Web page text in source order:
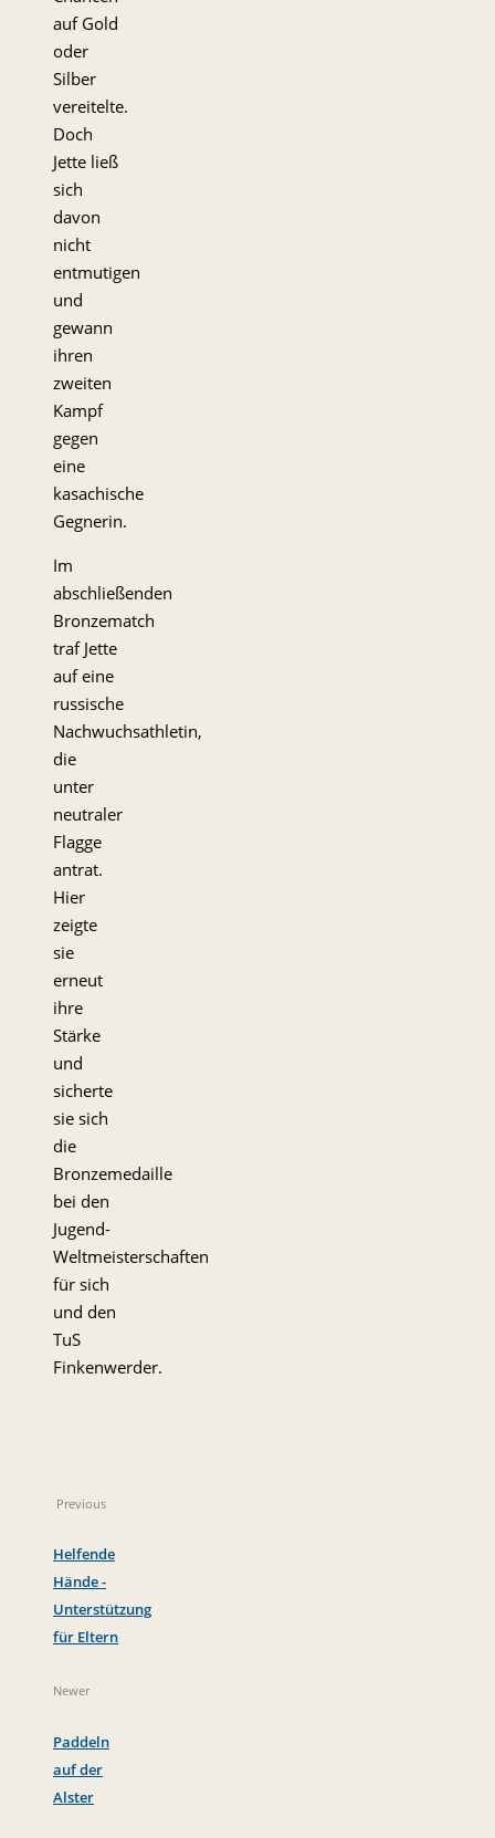
auf Gold
oder
Silber
vereitelte.
Doch
Jette ließ
sich
davon
nicht
entmutigen
und
gewann
ihren
zweiten
Kampf
gegen
eine
kasachische
Gegnerin.
Im
abschließenden
Bronzematch
traf Jette
auf eine
russische
Nachwuchsathletin,
die
unter
neutraler
Flagge
antrat.
Hier
zeigte
sie
erneut
ihre
Stärke
und
sicherte
sie sich
die
Bronzemedaille
bei den
Jugend-
Weltmeisterschaften
für sich
und den
TuS
Finkenwerder.
Previous
Helfende
Hände -
Unterstützung
für Eltern
Newer
Paddeln
auf der
Alster